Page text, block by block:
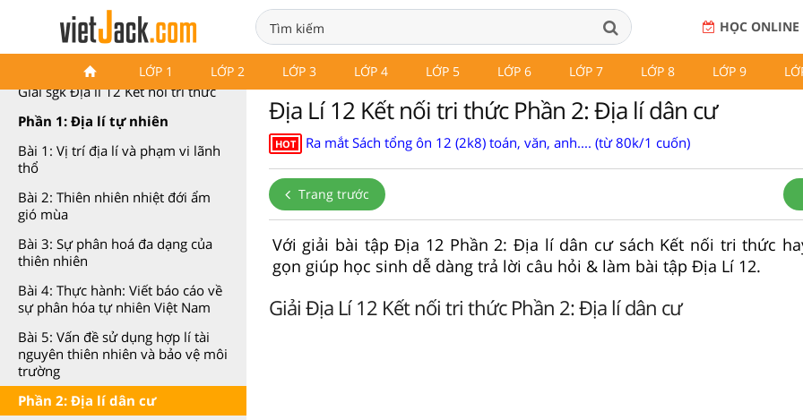
HỌC ONLINE
LỚP 1 LỚP 2 LỚP 3 LỚP 4 LỚP 5 LỚP 6 LỚP 7 LỚP 8 LỚP 9
Địa lí 12 Kết nối tri thức
Giải sgk Địa lí 12 Kết nối tri thức
Phần 1: Địa lí tự nhiên
Bài 1: Vị trí địa lí và phạm vi lãnh
thổ
Bài 2: Thiên nhiên nhiệt đới ẩm
gió mùa
Bài 3: Sự phân hoá đa dạng của
thiên nhiên
Bài 4: Thực hành: Viết báo cáo về
sự phân hóa tự nhiên Việt Nam
Bài 5: Vấn đề sử dụng hợp lí tài
nguyên thiên nhiên và bảo vệ môi
trường
Phần 2: Địa lí dân cư
Địa Lí 12 Kết nối tri thức Phần 2: Địa lí dân cư
HOT Ra mắt Sách tổng ôn 12 (2k8) toán, văn, anh.... (từ 80k/1 cuốn)
Trang trước
Với giải bài tập Địa 12 Phần 2: Địa lí dân cư sách Kết nối tri thức
gọn giúp học sinh dễ dàng trả lời câu hỏi & làm bài tập Địa Lí 12.
Giải Địa Lí 12 Kết nối tri thức Phần 2: Địa lí dân cư